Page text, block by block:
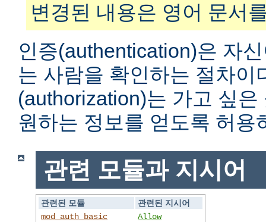
변경된 내용은 영어 문서
인증(authentication)은 자
는 사람을 확인하는 절차이
(authorization)는 가고 싶
원하는 정보를 얻도록 허용
관련 모듈과 지시어
관련된 모듈
관련된 지시어
mod_auth_basic
Allow